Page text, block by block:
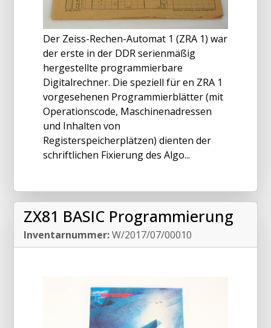
Der Zeiss-Rechen-Automat 1 (ZRA 1) war
der erste in der DDR serienmäßig
hergestellte programmierbare
Digitalrechner. Die speziell für en ZRA 1
vorgesehenen Programmierblätter (mit
Operationscode, Maschinenadressen
und Inhalten von
Registerspeicherplätzen) dienten der
schriftlichen Fixierung des Algo...
ZX81 BASIC Programmierung
Inventarnummer:W/2017/07/00010